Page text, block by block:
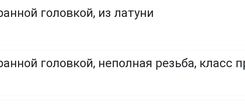
головкой, из латуни
головкой, неполная резьба, класс